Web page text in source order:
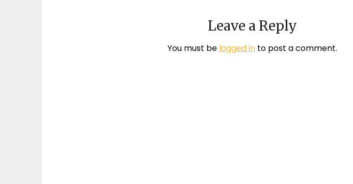
Leave a Reply
You must be logged into post a comment.